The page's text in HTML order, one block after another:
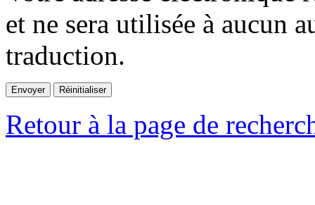
et ne sera utilisée à aucun
traduction.
Retour à la page de